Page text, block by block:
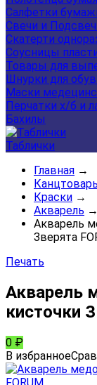
Салфетки
Свечи и
Скатерти
Соусницы
Товары для
Шнурки для
Маски
Перчатки х/б и
Бахилы
Таблички
Главная →
Краски →
Акварель →
Акварель
Зверята
Печать
Акварель
кисточки
0 ₽
В избранное